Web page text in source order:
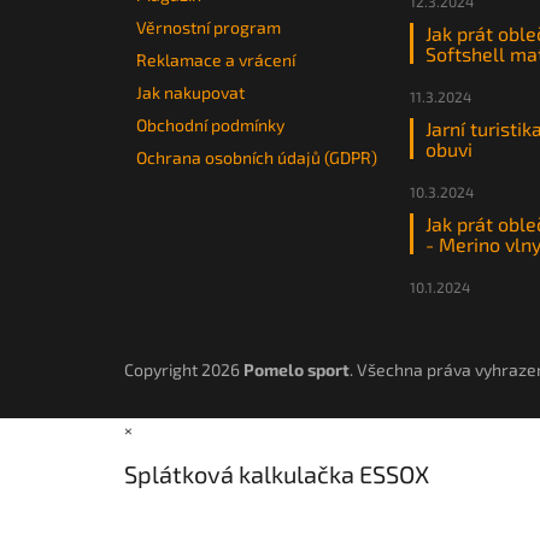
Věrnostní program
Reklamace a vrácení
Jak nakupovat
Obchodní podmínky
Ochrana osobních údajů (GDPR)
Jak prát
Softshell
11.3.2024
Jarní
obuvi
10.3.2024
Jak prát
- Merino vlny
10.1.2024
Copyright 2026 Pomelo sport. Všechna práva
×
Splátková kalkulačka ESSOX